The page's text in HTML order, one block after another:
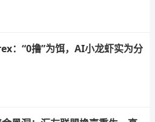
：“0撸”为饵，AI小龙虾实为分